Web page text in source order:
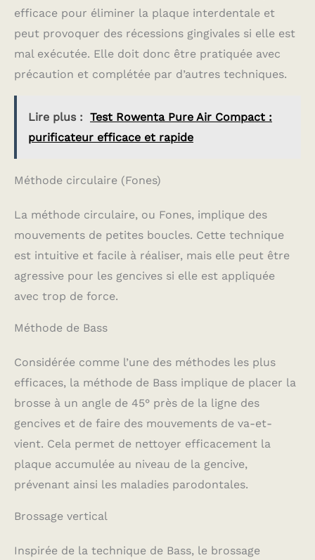
efficace pour éliminer la plaque interdentale et
peut provoquer des récessions gingivales si elle est
mal exécutée. Elle doit donc être pratiquée avec
précaution et complétée par d’autres techniques.
Lire plus : Test Rowenta Pure Air Compact :
purificateur efficace et rapide
Méthode circulaire (Fones)
La méthode circulaire, ou Fones, implique des
mouvements de petites boucles. Cette technique
est intuitive et facile à réaliser, mais elle peut être
agressive pour les gencives si elle est appliquée
avec trop de force.
Méthode de Bass
Considérée comme l’une des méthodes les plus
efficaces, la méthode de Bass implique de placer la
brosse à un angle de 45° près de la ligne des
gencives et de faire des mouvements de va-et-
vient. Cela permet de nettoyer efficacement la
plaque accumulée au niveau de la gencive,
prévenant ainsi les maladies parodontales.
Brossage vertical
Inspirée de la technique de Bass, le brossage